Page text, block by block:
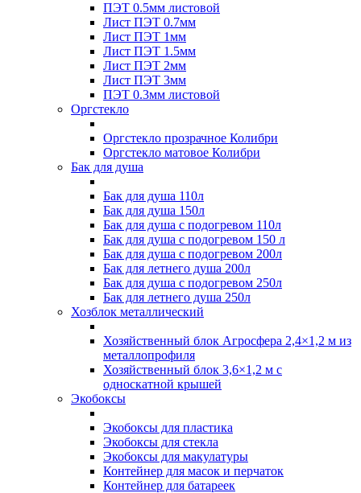
ПЭТ 0.5мм листовой
Лист ПЭТ 0.7мм
Лист ПЭТ 1мм
Лист ПЭТ 1.5мм
Лист ПЭТ 2мм
Лист ПЭТ 3мм
ПЭТ 0.3мм листовой
Оргстекло
Оргстекло прозрачное Колибри
Оргстекло матовое Колибри
Бак для душа
Бак для душа 110л
Бак для душа 150л
Бак для душа с подогревом 110л
Бак для душа с подогревом 150 л
Бак для душа с подогревом 200л
Бак для летнего душа 200л
Бак для душа с подогревом 250л
Бак для летнего душа 250л
Хозблок металлический
Хозяйственный блок Агросфера 2,4×1,2 м из
металлопрофиля
Хозяйственный блок 3,6×1,2 м с
односкатной крышей
Экобоксы
Экобоксы для пластика
Экобоксы для стекла
Экобоксы для макулатуры
Контейнер для масок и перчаток
Контейнер для батареек